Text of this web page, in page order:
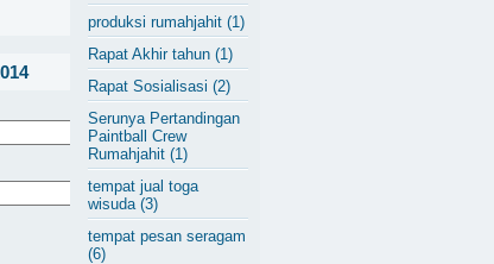
produksi rumahjahit (1)
Rapat Akhir tahun (1)
Rapat Sosialisasi (2)
Serunya Pertandingan
Paintball Crew
Rumahjahit (1)
tempat jual toga
wisuda (3)
tempat pesan seragam
(6)